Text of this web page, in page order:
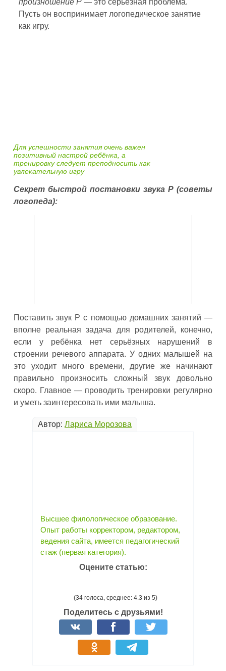
Пусть он воспринимает логопедическое занятие
как игру.
Для успешности занятия очень важен
позитивный настрой ребёнка, а
тренировку следует преподносить как
увлекательную игру
Секрет быстрой постановки звука Р (советы
логопеда):
Поставить звук Р с помощью домашних занятий —
вполне реальная задача для родителей, конечно,
если у ребёнка нет серьёзных нарушений в
строении речевого аппарата. У одних малышей на
это уходит много времени, другие же начинают
правильно произносить сложный звук довольно
скоро. Главное — проводить тренировки регулярно
и уметь заинтересовать ими малыша.
Автор: Лариса Морозова
Высшее филологическое образование.
Опыт работы корректором, редактором,
ведения сайта, имеется педагогический
стаж (первая категория).
Оцените статью:
(34 голоса, среднее: 4.3 из 5)
Поделитесь с друзьями!